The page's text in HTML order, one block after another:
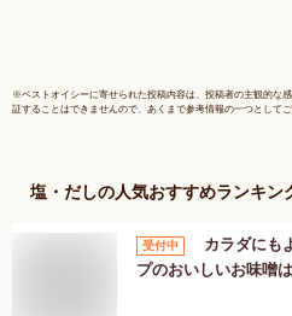
※ベストオイシーに寄せられた投稿内容は、投稿者の主観的な
証することはできませんので、あくまで参考情報の一つとしてご
塩・だしの人気おすすめランキン
受付中
カラダにも
プのおいしいお味噌